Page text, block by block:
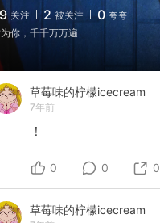
关注 2 被关注 0 夸夸
你，千千万万遍
草莓味的柠檬icecream
7年前
！
0 0 0
草莓味的柠檬icecream